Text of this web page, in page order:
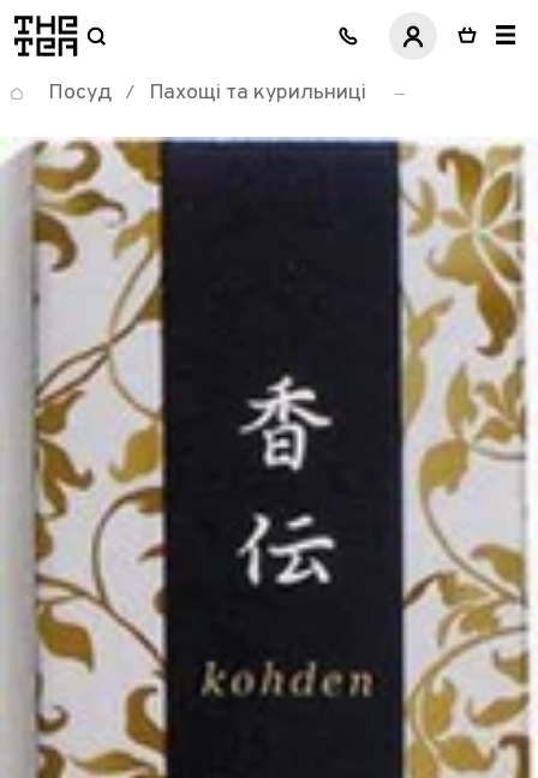
логотип
Посуд / Пахощі та курильниці